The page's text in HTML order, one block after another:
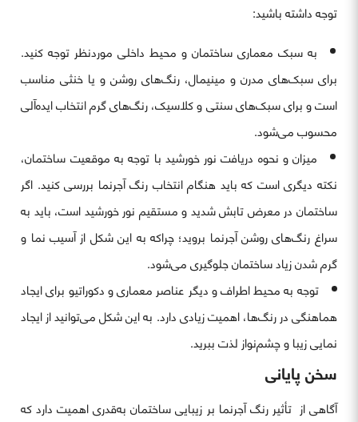
توجه داشته باشید:
به سبک معماری ساختمان و محیط داخلی موردنظر توجه کنید.
برای سبک‌های مدرن و مینیمال، رنگ‌های روشن و یا خنثی مناسب
است و برای سبک‌های سنتی و کلاسیک، رنگ‌های گرم انتخاب ایده‌آلی
محسوب می‌شود.
میزان و نحوه دریافت نور خورشید با توجه به موقعیت ساختمان،
نکته دیگری است که باید هنگام انتخاب رنگ آجرنما بررسی کنید. اگر
ساختمان در معرض تابش شدید و مستقیم نور خورشید است، باید به
سراغ رنگ‌های روشن آجرنما بروید؛ چراکه به این شکل از آسیب نما و
گرم شدن زیاد ساختمان جلوگیری می‌شود.
توجه به محیط اطراف و دیگر عناصر معماری و دکوراتیو برای ایجاد
هماهنگی در رنگ‌ها، اهمیت زیادی دارد. به این شکل می‌توانید از ایجاد
نمایی زیبا و چشم‌نواز لذت ببرید.
سخن پایانی
آگاهی از تأثیر رنگ آجرنما بر زیبایی ساختمان به‌قدری اهمیت دارد که